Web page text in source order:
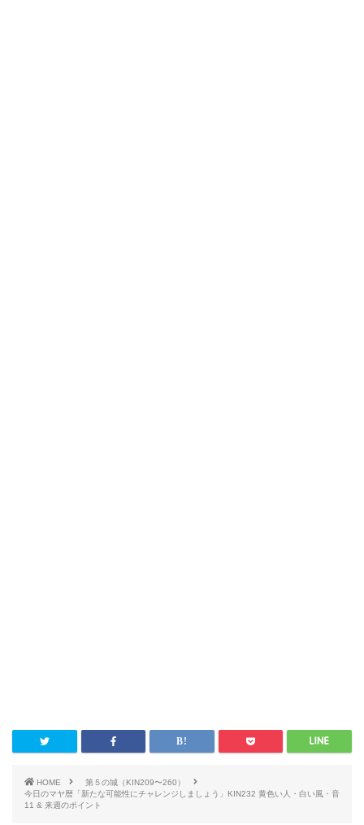
HOME
第５の城（KIN209〜260）
今日のマヤ暦「新たな可能性にチャレンジしましょう」KIN232 黄色い人・白い風・音
11 & 来週のポイント